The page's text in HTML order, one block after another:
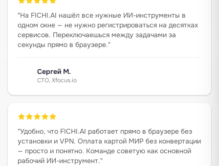
"На FICHI.AI нашёл все нужные ИИ-инструменты в
одном окне — не нужно регистрироваться на десятках
сервисов. Переключаешься между задачами за
секунды прямо в браузере."
Сергей М.
CTO, Xfocus.io
"Удобно, что FICHI.AI работает прямо в браузере без
установки и VPN. Оплата картой МИР без конвертации
— просто и понятно. Команде советую как основной
рабочий ИИ-инструмент."